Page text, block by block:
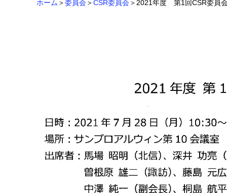
ホーム ＞委員会＞CSR委員会＞2021年度 第1回CSR委員